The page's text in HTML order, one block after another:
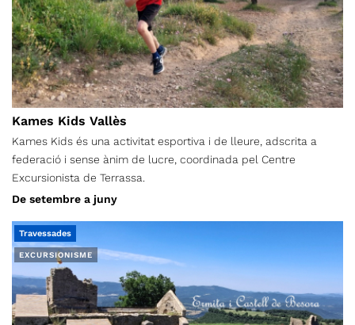
Kames Kids Vallès
Kames Kids és una activitat esportiva i de lleure, adscrita a
federació i sense ànim de lucre, coordinada pel Centre
Excursionista de Terrassa.
De setembre a juny
EXCURSIONISME
Travessades